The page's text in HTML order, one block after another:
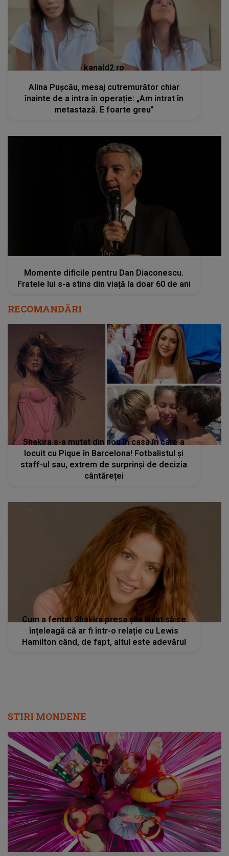
kanald2.ro
Alina Pușcău, mesaj cutremurător chiar
înainte de a intra în operație: „Am intrat în
metastază. E foarte greu”
kanald2.ro
Momente dificile pentru Dan Diaconescu.
Fratele lui s-a stins din viață la doar 60 de ani
RECOMANDĂRI
Shakira s-a mutat din nou în casa în care a
locuit cu Pique în Barcelona! Fotbalistul și
staff-ul sau, extrem de surprinși de decizia
cântăreței
Cum a fentat Shakira presa și a lăsat să se
înțeleagă că ar fi într-o relație cu Lewis
Hamilton când, de fapt, altul este adevărul
STIRI MONDENE